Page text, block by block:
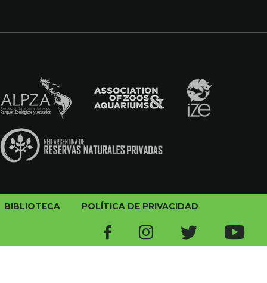
BIBLIOTECA POLÍTICA DE PRIVACIDAD